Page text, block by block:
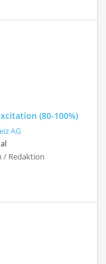
(80-100%)
AG
/ Redaktion